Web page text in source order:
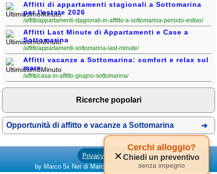
Affitti di appartamenti stagionali a Sottomarina
per l'estate 2026
/affitti/appartamenti-stagionali-in-affitto-a-sottomarina-periodo-estivo/
Affitti Last Minute di Appartamenti e Case a
Sottomarina
/affitti/appartamenti-sottomarina-last-minute/
Affitti vacanze a Sottomarina: comfort e relax sul
mare
/affitti/casa-in-affitto-giugno-sottomarina/
Ricerche popolari
Opportunità di affitto e vacanze a Sottomarina
Cerchi alloggio?
Chiedi un preventivo
senza impegno
Privacy
Cookies
by Marco 5x Net di Marco Carletti - PI: 01247470535